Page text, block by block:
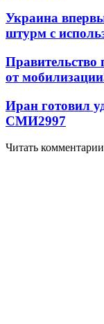
Украина
штурм с
Правительство
от мобилизации
Иран готовил
СМИ2997
Читать комментарии